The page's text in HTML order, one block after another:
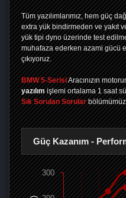
Tüm yazılımlarımız, hem güç
extra yük bindirmeden ve yakıt
yük tipi dyno üzerinde test
muhafaza ederken azami gücü
çıkıyoruz.
BMW 5-SerisiAracınızın
yazılım işlemi ortalama 1 saat
Sık Sorulan Sorular
Güç Kazanım -
300